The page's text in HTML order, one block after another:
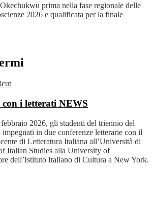
prima nella fase regionale delle
2026 e qualificata per la finale
i letterati NEWS
2026, gli studenti del triennio del
in due conferenze letterarie con il
di Letteratura Italiana all’Università di
Italian Studies alla University of
dell’Istituto Italiano di Cultura a New York.